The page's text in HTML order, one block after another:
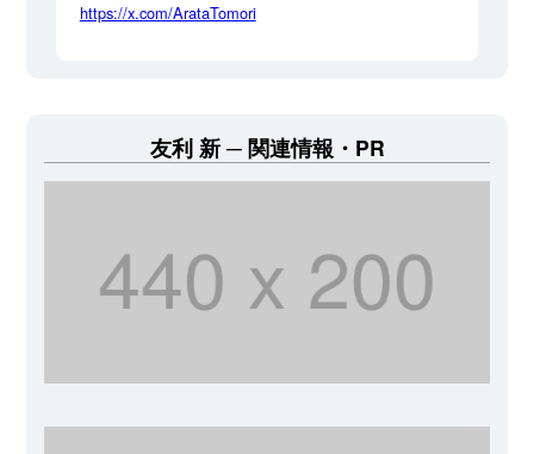
https://x.com/ArataTomori
友利 新 関連情報・PR